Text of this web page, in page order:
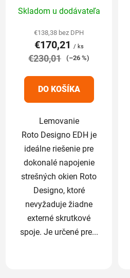
nad 5cmhodnotenie
produktu
je
5,0
5
hviezdičiek.
Skladom u dodávateľa
€138,38 bez DPH
€170,21 / ks
€230,01 (–26 %)
DO KOŠÍKA
Lemovanie
Roto Designo EDH je
ideálne riešenie pre
dokonalé napojenie
strešných okien Roto
Designo, ktoré
nevyžaduje žiadne
externé skrutkové
spoje. Je určené pre...